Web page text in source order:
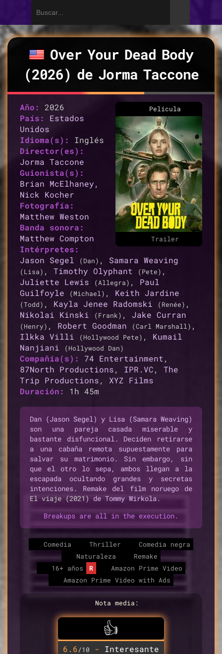
Over Your Dead Body
(2026) de Jorma Taccone
Película
Trailer
Año:
2026
País:
Estados
Unidos
Idioma(s):
Inglés
Director(es):
Jorma Taccone
Guionista(s):
Brian McElhaney,
Nick Kocher
Fotografía:
Matthew Weston
Banda sonora:
Matthew Compton
Intérpretes:
Jason Segel
(Dan) , Samara Weaving
(Lisa) , Timothy Olyphant (Pete) ,
Juliette Lewis
(Allegra) , Paul
Guilfoyle
(Michael) , Keith Jardine
(Todd) , Kayla Jenee Radomski (Renée) ,
Nikolai Kinski
(Frank) , Jake Curran
(Henry) , Robert Goodman (Carl Marshall) ,
Ilkka Villi
(Hollywood Pete) , Kumail
Nanjiani
(Hollywood Dan)
Compañía(s): 74 Entertainment ,
87North Productions, IPR.VC, The
Trip Productions, XYZ Films
Duración:
1h 45m
Dan (Jason Segel) y Lisa (Samara Weaving)
son una pareja casada miserable y
bastante disfuncional. Deciden retirarse
a una cabaña remota supuestamente para
salvar su matrimonio. Sin embargo, sin
que el otro lo sepa, ambos llegan a la
escapada ocultando grandes y secretas
intenciones. Remake del film noruego de
El viaje (2021) de Tommy Wirkola.
Breakups are all in the execution.
Comedia Thriller
Comedia negra
Naturaleza
Remake
16+ años
R
Amazon Prime Video
Amazon Prime Video with Ads
Nota media:
👍
6.6/10 - Interesante